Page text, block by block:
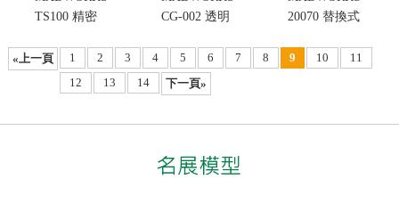
TS100 精密
1.0 mm 刻線
刀 刻刀 刻針
(不挑盒況)
CG-002 透明
盒況)
售價:140
20070 替換式
0.7mm (只有
«上一頁 1 2 3 4 5 6 7 8 9 10
11
12
13 14 下一頁»